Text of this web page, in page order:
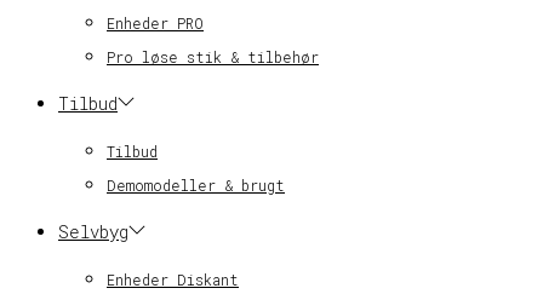
Enheder PRO
Pro løse stik & tilbehør
Tilbud
Tilbud
Demomodeller & brugt
Selvbyg
Enheder Diskant